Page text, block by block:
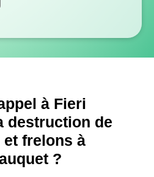
à Fieri
destruction de
et frelons à
?